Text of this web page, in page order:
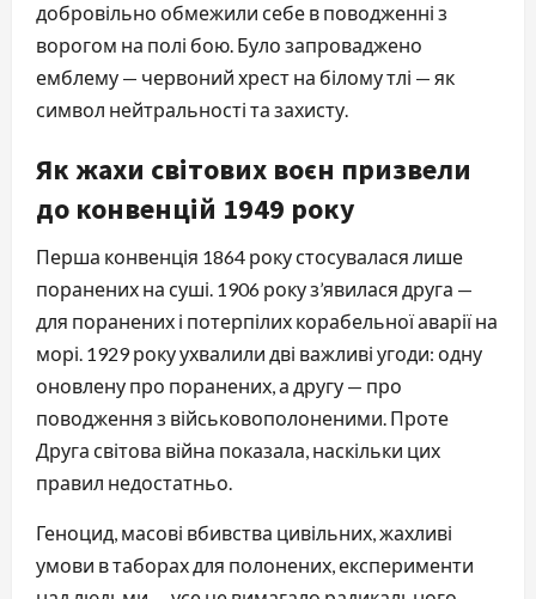
добровільно обмежили себе в поводженні з
ворогом на полі бою. Було запроваджено
емблему — червоний хрест на білому тлі — як
символ нейтральності та захисту.
Як жахи світових воєн призвели
до конвенцій 1949 року
Перша конвенція 1864 року стосувалася лише
поранених на суші. 1906 року з’явилася друга —
для поранених і потерпілих корабельної аварії на
морі. 1929 року ухвалили дві важливі угоди: одну
оновлену про поранених, а другу — про
поводження з військовополоненими. Проте
Друга світова війна показала, наскільки цих
правил недостатньо.
Геноцид, масові вбивства цивільних, жахливі
умови в таборах для полонених, експерименти